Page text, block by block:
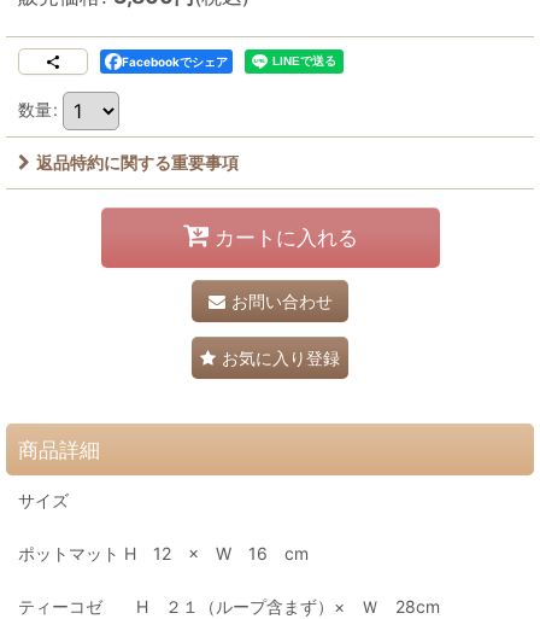
Facebookでシェア
数量:
返品特約に関する重要事項
カートに入れる
お問い合わせ
お気に入り登録
商品詳細
サイズ
ポットマット H 12 × W 16 cm
ティーコゼ H ２１（ループ含まず）× Ｗ 28cm